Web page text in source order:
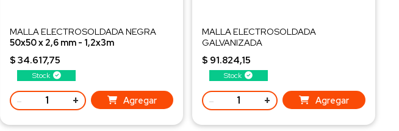
Stock
MALLA ELECTROSOLDADA NEGRA
50x50 x 2,6 mm - 1,2x3m
Peso 6,19 kg/ud. - Q109
$ 34.617,75
- + Agregar
Stock
MALLA ELECTROSOLDADA
GALVANIZADA
25x25 x 2,6 mm - 1,2x3m
Peso 12,37 kg/ud. - Q216
$ 91.824,15
- + Agregar